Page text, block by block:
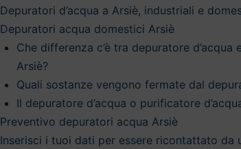
Depuratori d’acqua a Arsiè, industriali e
Depuratori acqua domestici Arsiè
Che differenza c’è tra depuratore d’acqua
Arsiè?
Quali sostanze vengono fermate dal
Il depuratore d’acqua o purificatore
Preventivo depuratori acqua Arsiè
Inserisci i tuoi dati per essere ricontattato da